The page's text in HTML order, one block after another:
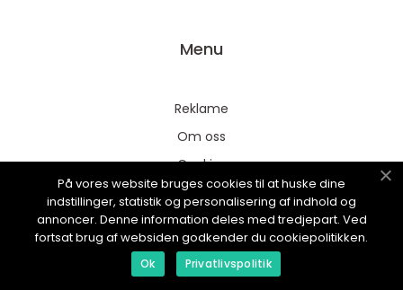
Menu
Reklame
Om oss
Cookies
Kontakt Oss
Sitemap
På vores website bruges cookies til at huske dine
indstillinger, statistik og personalisering af indhold og
annoncer. Denne information deles med tredjepart. Ved
fortsat brug af websiden godkender du cookiepolitikken.
Ok Privatlivspolitik